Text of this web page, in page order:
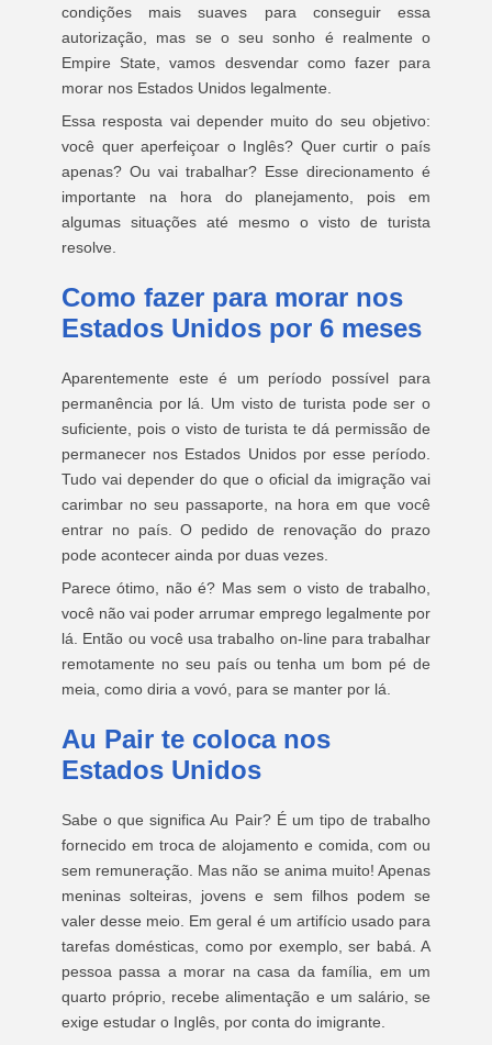
condições mais suaves para conseguir essa
autorização, mas se o seu sonho é realmente o
Empire State, vamos desvendar como fazer para
morar nos Estados Unidos legalmente.
Essa resposta vai depender muito do seu objetivo:
você quer aperfeiçoar o Inglês? Quer curtir o país
apenas? Ou vai trabalhar? Esse direcionamento é
importante na hora do planejamento, pois em
algumas situações até mesmo o visto de turista
resolve.
Como fazer para morar nos
Estados Unidos por 6 meses
Aparentemente este é um período possível para
permanência por lá. Um visto de turista pode ser o
suficiente, pois o visto de turista te dá permissão de
permanecer nos Estados Unidos por esse período.
Tudo vai depender do que o oficial da imigração vai
carimbar no seu passaporte, na hora em que você
entrar no país. O pedido de renovação do prazo
pode acontecer ainda por duas vezes.
Parece ótimo, não é? Mas sem o visto de trabalho,
você não vai poder arrumar emprego legalmente por
lá. Então ou você usa trabalho on-line para trabalhar
remotamente no seu país ou tenha um bom pé de
meia, como diria a vovó, para se manter por lá.
Au Pair te coloca nos
Estados Unidos
Sabe o que significa Au Pair? É um tipo de trabalho
fornecido em troca de alojamento e comida, com ou
sem remuneração. Mas não se anima muito! Apenas
meninas solteiras, jovens e sem filhos podem se
valer desse meio. Em geral é um artifício usado para
tarefas domésticas, como por exemplo, ser babá. A
pessoa passa a morar na casa da família, em um
quarto próprio, recebe alimentação e um salário, se
exige estudar o Inglês, por conta do imigrante.